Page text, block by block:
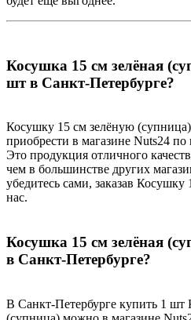
Косушка 15 см зелёная
шт в Санкт-Петербурге?
Косушку 15 см зелёную
приобрести в магазине Nuts24 по
Это продукция отличного
чем в большинстве других
убедитесь сами, заказав
нас.
Косушка 15 см зелёная
в Санкт-Петербурге?
В Санкт-Петербурге купить 1 шт